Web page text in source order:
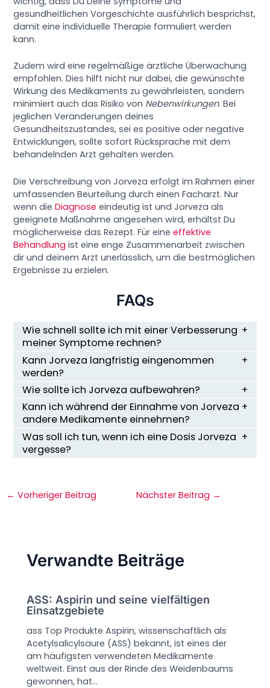
gesundheitlichen Vorgeschichte ausführlich besprichst,
damit eine individuelle Therapie formuliert werden
kann.
Zudem wird eine regelmäßige ärztliche Überwachung
empfohlen. Dies hilft nicht nur dabei, die gewünschte
Wirkung des Medikaments zu gewährleisten, sondern
minimiert auch das Risiko von Nebenwirkungen. Bei
jeglichen Veränderungen deines
Gesundheitszustandes, sei es positive oder negative
Entwicklungen, sollte sofort Rücksprache mit dem
behandelnden Arzt gehalten werden.
Die Verschreibung von Jorveza erfolgt im Rahmen einer
umfassenden Beurteilung durch einen Facharzt. Nur
wenn dieDiagnose eindeutig ist und Jorveza als
geeignete Maßnahme angesehen wird, erhältst Du
möglicherweise das Rezept. Für eineeffektive
Behandlung ist eine enge Zusammenarbeit zwischen
dir und deinem Arzt unerlässlich, um die bestmöglichen
Ergebnisse zu erzielen.
FAQs
Wie schnell sollte ich mit einer Verbesserung
meiner Symptome rechnen?
Kann Jorveza langfristig eingenommen
werden?
Wie sollte ich Jorveza aufbewahren?
Kann ich während der Einnahme von Jorveza
andere Medikamente einnehmen?
Was soll ich tun, wenn ich eine Dosis Jorveza
vergesse?
← Vorheriger Beitrag Nächster Beitrag →
Verwandte Beiträge
ASS: Aspirin und seine vielfältigen
Einsatzgebiete
ass Top Produkte Aspirin, wissenschaftlich als
Acetylsalicylsäure (ASS) bekannt, ist eines der
am häufigsten verwendeten Medikamente
weltweit. Einst aus der Rinde des Weidenbaums
gewonnen, hat…